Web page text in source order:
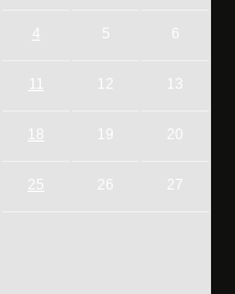
5 6
11 12 13
18 19 20
25 26 27